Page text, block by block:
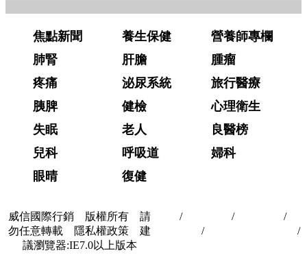
焦點新聞 養生保健
營養師專欄
肺腎
肝膽
腫瘤
疼痛
泌尿系統
旅行醫療
胰脾
健檢
心理衛生
失眠
老人
良醫榜
兒科
呼吸道
婦科
眼晴
復健
威信國際行銷 版權所有 請
勿任意轉載 隱私權政策 建
議瀏覽器:IE7.0以上版本
/ / /
/
/